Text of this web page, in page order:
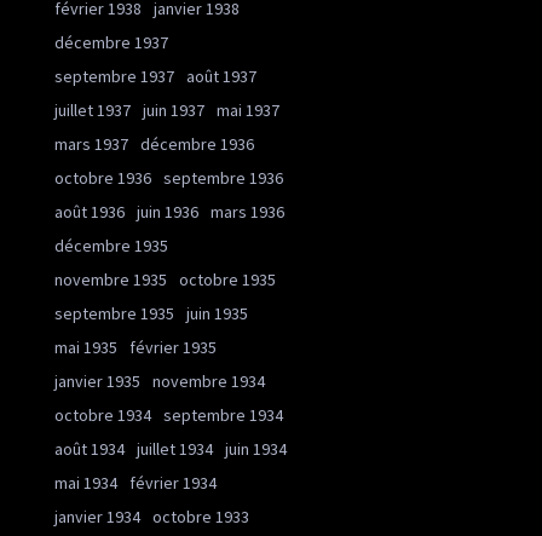
février 1938
janvier 1938
décembre 1937
septembre 1937 août 1937
juillet 1937 juin 1937 mai 1937
mars 1937 décembre 1936
octobre 1936 septembre 1936
août 1936 juin 1936 mars 1936
décembre 1935
novembre 1935
octobre 1935
septembre 1935
juin 1935
mai 1935
février 1935
janvier 1935
novembre 1934
octobre 1934 septembre 1934
août 1934 juillet 1934 juin 1934
mai 1934
février 1934
janvier 1934 octobre 1933